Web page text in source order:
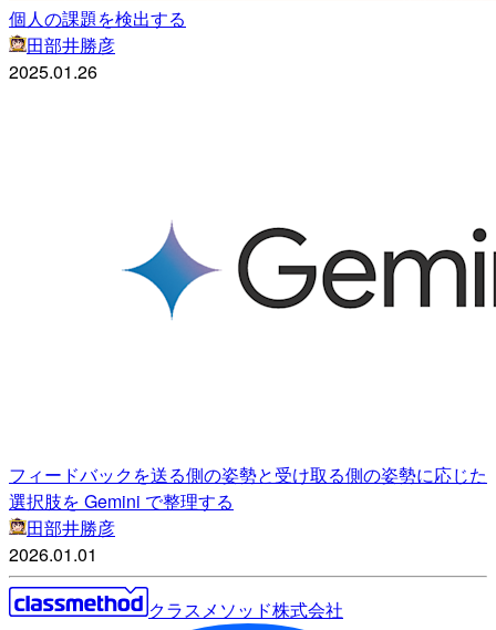
個人の課題を検出する
田部井勝彦
2025.01.26
フィードバックを送る側の姿勢と受け取る側の姿勢に応じた
選択肢を Gemini で整理する
田部井勝彦
2026.01.01
クラスメソッド株式会社